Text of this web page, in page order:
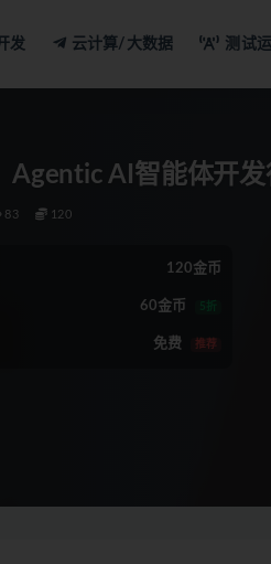
发 云计算/大数据 测试
Agentic AI智能体开发
83 120
120金币
60金币 5折
免费 推荐